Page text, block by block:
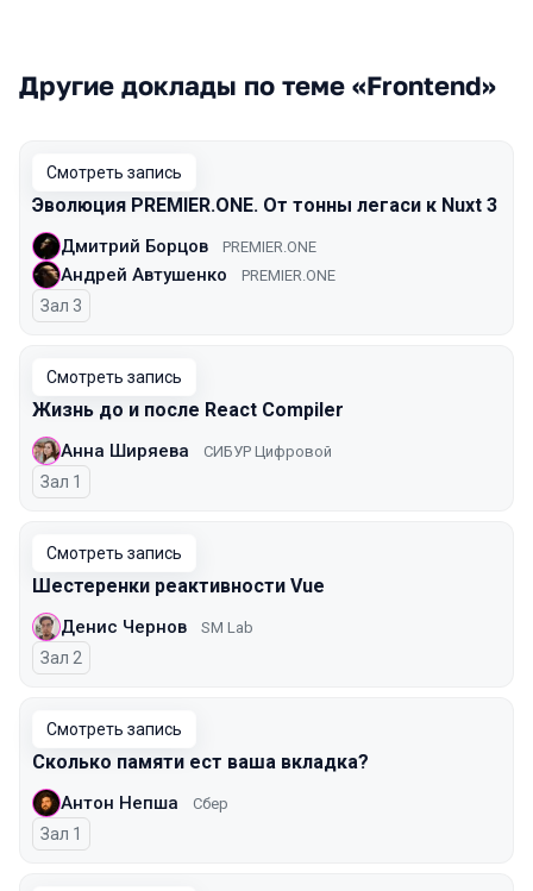
Другие доклады по теме «Frontend»
Смотреть запись
Эволюция PREMIER.ONE. От тонны легаси к Nuxt 3
Дмитрий Борцов PREMIER.ONE
Андрей Автушенко PREMIER.ONE
Зал 3
Смотреть запись
Жизнь до и после React Compiler
Анна Ширяева СИБУР Цифровой
Зал 1
Смотреть запись
Шестеренки реактивности Vue
Денис Чернов SM Lab
Зал 2
Смотреть запись
Сколько памяти ест ваша вкладка?
Антон Непша Сбер
Зал 1